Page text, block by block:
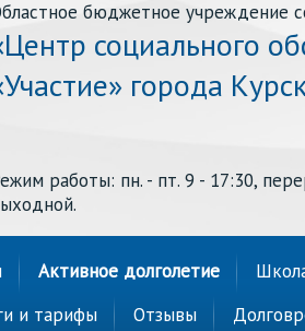
бюджетное учреждение
социального
города
работы: пн. - пт. 9 - 17:30,
Активное долголетие
и тарифы Отзывы